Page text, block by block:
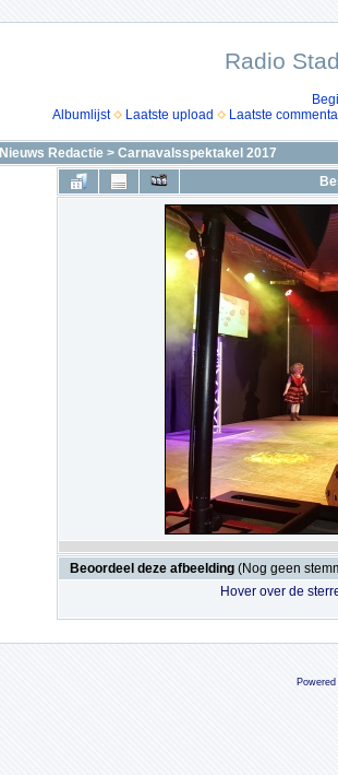
Radio
Albumlijst
Laatste upload Laatste
Nieuws Redactie > Carnavalsspektakel 2017
Beoordeel deze afbeelding (Nog geen
Hover over de